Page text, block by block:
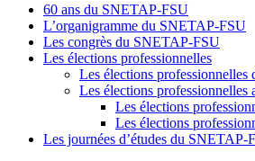
60 ans du SNETAP-FSU
L’organigramme du SNETAP-FSU
Les congrès du SNETAP-FSU
Les élections professionnelles
Les élections professionnelles
Les élections professionnelles
Les élections
Les élections
Les journées d’études du SNETAP-